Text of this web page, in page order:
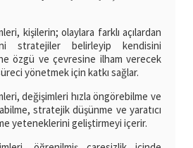
kişilerin; olaylara farklı açılardan
stratejiler belirleyip kendisini
özgü ve çevresine ilham verecek
yönetmek için katkı sağlar.
değişimleri hızla öngörebilme ve
stratejik düşünme ve yaratıcı
yeteneklerini geliştirmeyi içerir.